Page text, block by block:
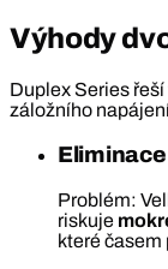
Výhody
Duplex Series
záložního
Problém:
riskuje
které časem